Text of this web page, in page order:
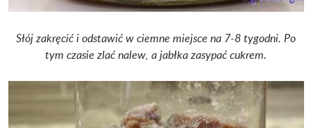
Słój zakręcić i odstawić w ciemne miejsce na 7-8 tygodni. Po
tym czasie zlać nalew, a jabłka zasypać cukrem.